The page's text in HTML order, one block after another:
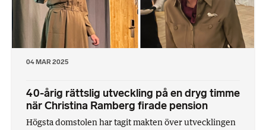
04 MAR 2025
40-årig rättslig utveckling på en dryg timme
när Christina Ramberg firade pension
Högsta domstolen har tagit makten över utvecklingen